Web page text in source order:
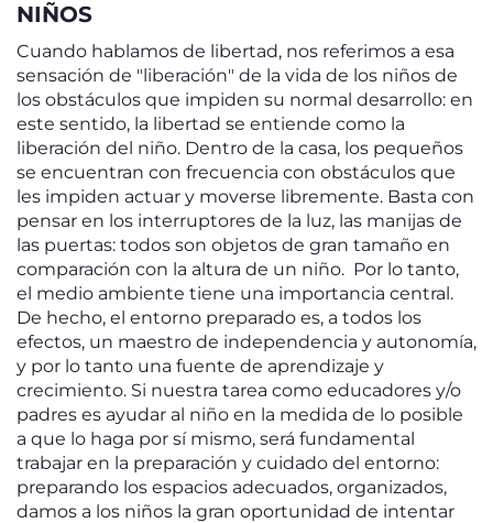
NIÑOS
Cuando hablamos de libertad, nos referimos a esa
sensación de "liberación" de la vida de los niños de
los obstáculos que impiden su normal desarrollo: en
este sentido, la libertad se entiende como la
liberación del niño. Dentro de la casa, los pequeños
se encuentran con frecuencia con obstáculos que
les impiden actuar y moverse libremente. Basta con
pensar en los interruptores de la luz, las manijas de
las puertas: todos son objetos de gran tamaño en
comparación con la altura de un niño. Por lo tanto,
el medio ambiente tiene una importancia central.
De hecho, el entorno preparado es, a todos los
efectos, un maestro de independencia y autonomía,
y por lo tanto una fuente de aprendizaje y
crecimiento. Si nuestra tarea como educadores y/o
padres es ayudar al niño en la medida de lo posible
a que lo haga por sí mismo, será fundamental
trabajar en la preparación y cuidado del entorno:
preparando los espacios adecuados, organizados,
damos a los niños la gran oportunidad de intentar